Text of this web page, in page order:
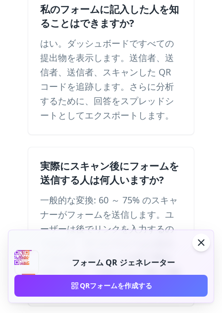
私のフォームに記入した人を知
ることはできますか?
はい。ダッシュボードですべての
提出物を表示します。送信者、送
信者、送信者、スキャンした QR
コードを追跡します。さらに分析
するために、回答をスプレッドシ
ートとしてエクスポートします。
実際にスキャン後にフォームを
送信する人は何人いますか?
一般的な変換: 60 ～ 75% のスキャ
ナーがフォームを送信します。ユ
ーザーは後でリンクを入力するの
するため、QR コードの完了率は
67% ですが、印刷された URL の場
合は 6% です。
フォーム QR ジェネレーター
QRフォームを作成する